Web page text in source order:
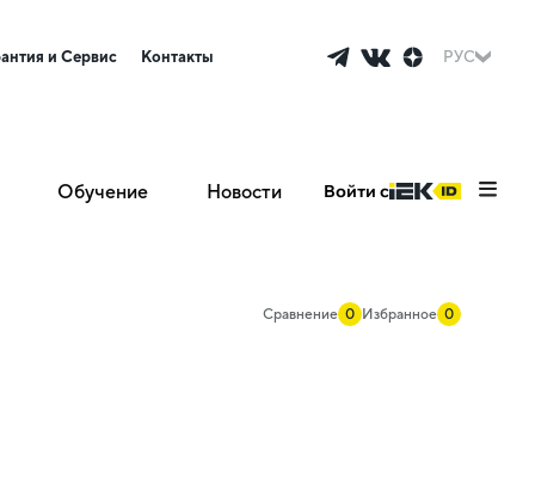
и Сервис Контакты РУС
Обучение Новости Войти с
Сравнение 0 Избранное 0